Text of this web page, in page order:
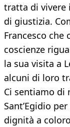
tratta di vivere
di giustizia.
Francesco
coscienze
la sua visita a
alcuni di loro
Ci sentiamo di
Sant’Egidio
dignità a